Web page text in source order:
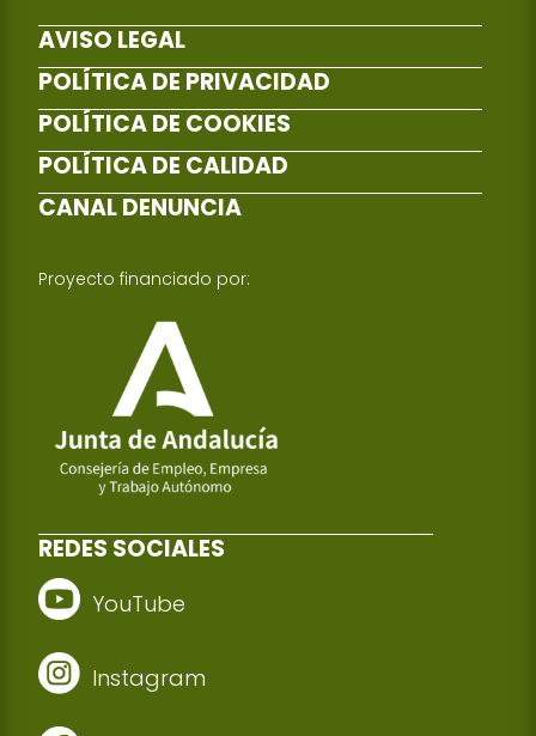
AVISO LEGAL
POLÍTICA DE PRIVACIDAD
POLÍTICA DE COOKIES
POLÍTICA DE CALIDAD
CANAL DENUNCIA
Proyecto financiado por:
REDES SOCIALES
YouTube
Instagram